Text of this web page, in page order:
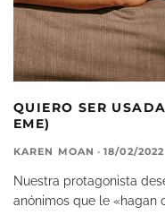
QUIERO SER
EME)
KAREN MOAN · 18/02/2022
Nuestra protagonista
anónimos que le «hagan